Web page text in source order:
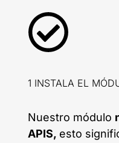
1 INSTALA EL
Nuestro módulo
APIS, esto